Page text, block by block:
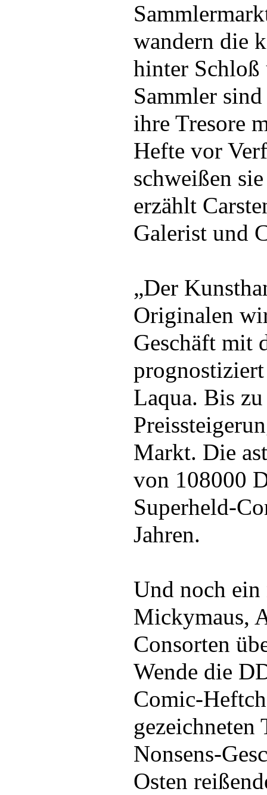
wandern die
hinter Schloß
Sammler
ihre Tresore
Hefte vor
schweißen
erzählt
Galerist und
„Der
Originalen
Geschäft mit
Laqua. Bis
Markt. Die
von 108000
Superheld-
Jahren.
Und noch ein
Mickymaus,
Consorten
Wende die
Comic-
gezeichneten
Nonsens-
Osten